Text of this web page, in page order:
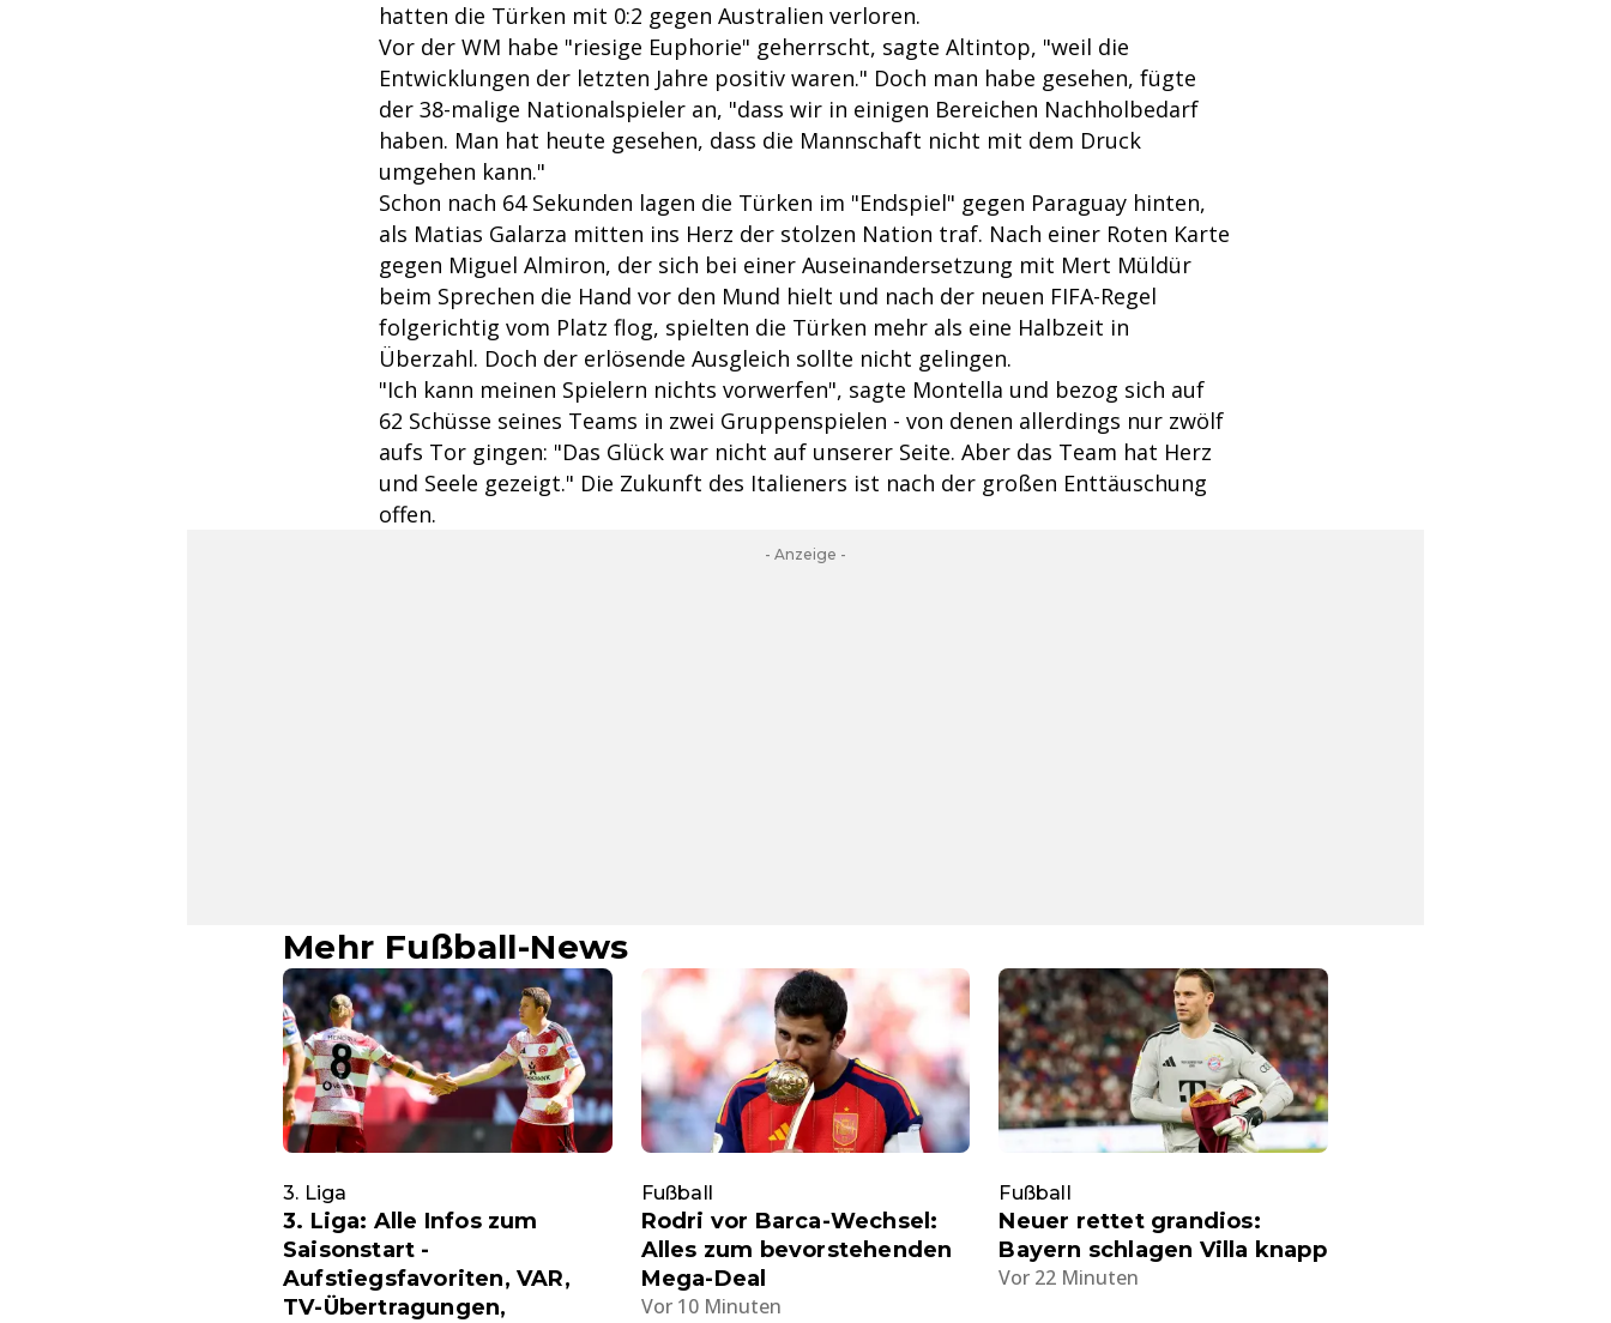
hatten die Türken mit 0:2 gegen Australien verloren.
Vor der WM habe "riesige Euphorie" geherrscht, sagte Altintop, "weil die
Entwicklungen der letzten Jahre positiv waren." Doch man habe gesehen, fügte
der 38-malige Nationalspieler an, "dass wir in einigen Bereichen Nachholbedarf
haben. Man hat heute gesehen, dass die Mannschaft nicht mit dem Druck
umgehen kann."
Schon nach 64 Sekunden lagen die Türken im "Endspiel" gegen Paraguay hinten,
als Matias Galarza mitten ins Herz der stolzen Nation traf. Nach einer Roten Karte
gegen Miguel Almiron, der sich bei einer Auseinandersetzung mit Mert Müldür
beim Sprechen die Hand vor den Mund hielt und nach der neuen FIFA-Regel
folgerichtig vom Platz flog, spielten die Türken mehr als eine Halbzeit in
Überzahl. Doch der erlösende Ausgleich sollte nicht gelingen.
"Ich kann meinen Spielern nichts vorwerfen", sagte Montella und bezog sich auf
62 Schüsse seines Teams in zwei Gruppenspielen - von denen allerdings nur zwölf
aufs Tor gingen: "Das Glück war nicht auf unserer Seite. Aber das Team hat Herz
und Seele gezeigt." Die Zukunft des Italieners ist nach der großen Enttäuschung
offen.
- Anzeige -
Mehr Fußball-News
3. Liga
3. Liga: Alle Infos zum
Saisonstart -
Aufstiegsfavoriten, VAR,
TV-Übertragungen,
Fußball
Rodri vor Barca-Wechsel:
Alles zum bevorstehenden
Mega-Deal
Vor 10 Minuten
Fußball
Neuer rettet grandios:
Bayern schlagen Villa knapp
Vor 22 Minuten